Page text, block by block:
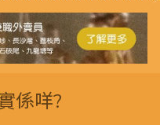
係咩?